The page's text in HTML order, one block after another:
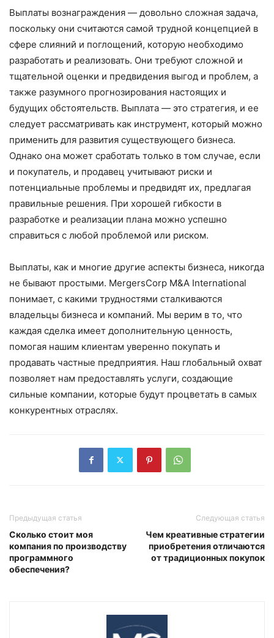
Выплаты вознаграждения — довольно сложная задача,
поскольку они считаются самой трудной концепцией в
сфере слияний и поглощений, которую необходимо
разработать и реализовать. Они требуют сложной и
тщательной оценки и предвидения выгод и проблем, а
также разумного прогнозирования настоящих и
будущих обстоятельств. Выплата — это стратегия, и ее
следует рассматривать как инструмент, который можно
применить для развития существующего бизнеса.
Однако она может сработать только в том случае, если
и покупатель, и продавец учитывают риски и
потенциальные проблемы и предвидят их, предлагая
правильные решения. При хорошей гибкости в
разработке и реализации плана можно успешно
справиться с любой проблемой или риском.
Выплаты, как и многие другие аспекты бизнеса, никогда
не бывают простыми. MergersCorp M&A International
понимает, с какими трудностями сталкиваются
владельцы бизнеса и компаний. Мы верим в то, что
каждая сделка имеет дополнительную ценность,
помогая нашим клиентам уверенно покупать и
продавать частные предприятия. Наш глобальный охват
позволяет нам предоставлять услуги, создающие
сильные компании, которые будут процветать в самых
конкурентных отраслях.
Предыдущая статья
Сколько стоит моя
компания по производству
программного
обеспечения?
Следующая статья
Чем креативные стратегии
приобретения отличаются
от традиционных покупок